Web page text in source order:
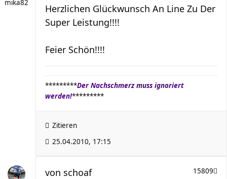
mika82
Herzlichen Glückwunsch An Line Zu Der
Super Leistung!!!!
Feier Schön!!!!
*********Der Nachschmerz muss ignoriert
werden!*********
Zitieren
25.04.2010, 17:15
15809
von schoaf